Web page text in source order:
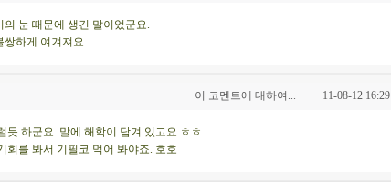
눈 때문에 생긴 말이었군요.
쌍하게 여겨져요.
이 코멘트에 대하여... 11-08-12 16:29
하군요. 말에 해학이 담겨 있고요.ㅎㅎ
회를 봐서 기필코 먹어 봐야죠. 호호